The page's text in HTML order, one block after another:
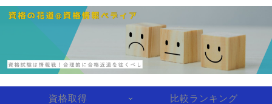
資格取得 比較ランキング